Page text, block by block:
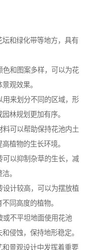
和绿化带等地方，具有
和图案多样，可以为花
观效果。
来划分不同的区域，形
林规划更加有序。
可以帮助保持花池内土
植物的生长环境。
以抑制杂草的生长，减
。
计较高，可以为摆放植
同高度的植物。
不平坦地面使用花池
侵蚀，保持地形稳定。
景观设计中发挥着重要